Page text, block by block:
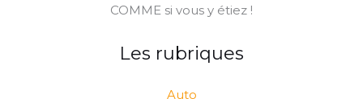
COMME si vous y étiez !
Les rubriques
Auto